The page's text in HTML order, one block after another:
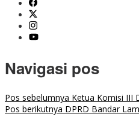
Navigasi pos
Pos sebelumnya Ketua Komisi III
Pos berikutnya DPRD Bandar